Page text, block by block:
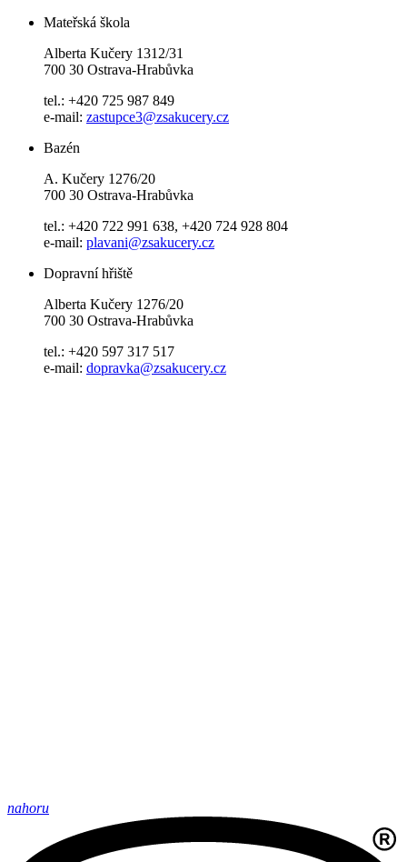
Mateřská škola
Alberta Kučery 1312/31
700 30 Ostrava-Hrabůvka
tel.: +420 725 987 849
e-mail: zastupce3@zsakucery.cz
Bazén
A. Kučery 1276/20
700 30 Ostrava-Hrabůvka
tel.: +420 722 991 638, +420 724 928 804
e-mail: plavani@zsakucery.cz
Dopravní hřiště
Alberta Kučery 1276/20
700 30 Ostrava-Hrabůvka
tel.: +420 597 317 517
e-mail: dopravka@zsakucery.cz
nahoru